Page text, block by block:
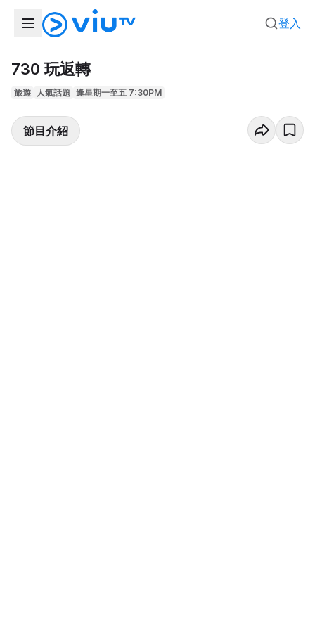
登入
730 玩返轉
旅遊 人氣話題 逢星期一至五 7:30PM
節目介紹